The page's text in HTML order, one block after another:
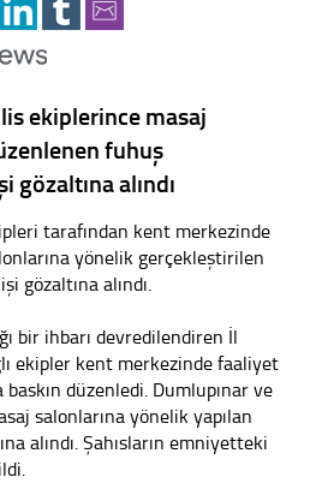
ekiplerince masaj
fuhuş
alındı
tarafından kent merkezinde
yönelik gerçekleştirilen
gözaltına alındı.
bir ihbarı devredilendiren İl
ekipler kent merkezinde faaliyet
düzenledi. Dumlupınar ve
salonlarına yönelik yapılan
alındı. Şahısların emniyetteki